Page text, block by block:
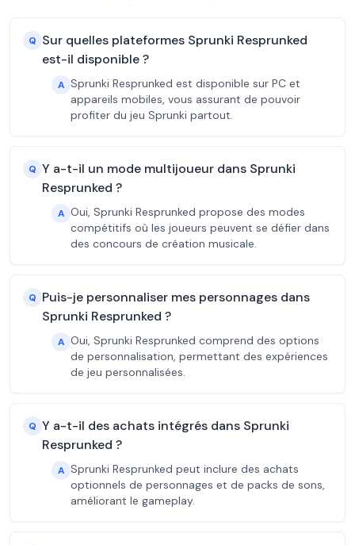
Q Sur quelles plateformes Sprunki Resprunked
est-il disponible ?
A Sprunki Resprunked est disponible sur PC et
appareils mobiles, vous assurant de pouvoir
profiter du jeu Sprunki partout.
Q Y a-t-il un mode multijoueur dans Sprunki
Resprunked ?
A Oui, Sprunki Resprunked propose des modes
compétitifs où les joueurs peuvent se défier dans
des concours de création musicale.
Q Puis-je personnaliser mes personnages dans
Sprunki Resprunked ?
A Oui, Sprunki Resprunked comprend des options
de personnalisation, permettant des expériences
de jeu personnalisées.
Q Y a-t-il des achats intégrés dans Sprunki
Resprunked ?
A Sprunki Resprunked peut inclure des achats
optionnels de personnages et de packs de sons,
améliorant le gameplay.